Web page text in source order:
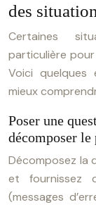
des
Certaines
particulière
Voici
mieux
Poser une
décomposer le
Décomposez la
et fournissez
(messages